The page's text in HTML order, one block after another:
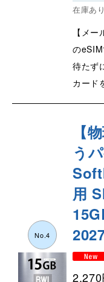
在庫あり
【メ
の
待たず
カード
No.4
【
う
用
2,270